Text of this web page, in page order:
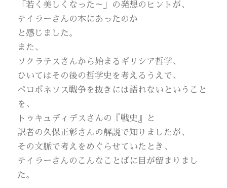
「若く美しくなった～」の発想のヒントが、
テイラーさんの本にあったのか
と感じました。
また、
ソクラテスさんから始まるギリシア哲学、
ひいてはその後の哲学史を考えるうえで、
ペロポネソス戦争を抜きには語れないということ
を、
トゥキュディデスさんの『戦史』と
訳者の久保正彰さんの解説で知りましたが、
その文脈で考えをめぐらせていたとき、
テイラーさんのこんなことばに目が留まりまし
た。